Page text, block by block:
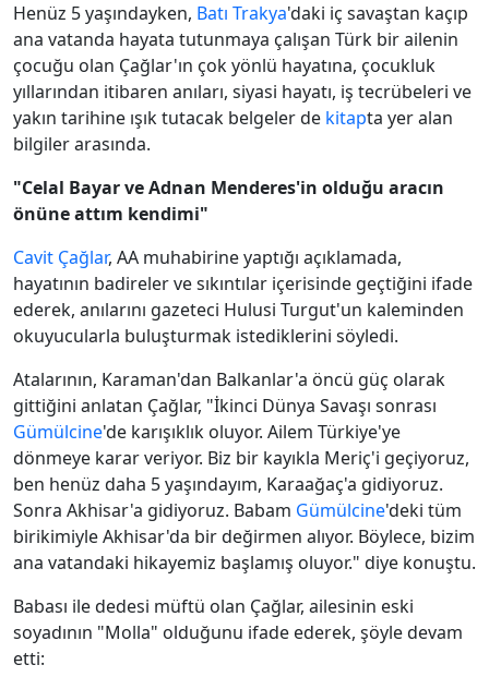
Henüz 5 yaşındayken, Batı Trakya'daki iç savaştan kaçıp
ana vatanda hayata tutunmaya çalışan Türk bir ailenin
çocuğu olan Çağlar'ın çok yönlü hayatına, çocukluk
yıllarından itibaren anıları, siyasi hayatı, iş tecrübeleri ve
yakın tarihine ışık tutacak belgeler de kitapta yer alan
bilgiler arasında.
"Celal Bayar ve Adnan Menderes'in olduğu aracın
önüne attım kendimi"
Cavit Çağlar, AA muhabirine yaptığı açıklamada,
hayatının badireler ve sıkıntılar içerisinde geçtiğini ifade
ederek, anılarını gazeteci Hulusi Turgut'un kaleminden
okuyucularla buluşturmak istediklerini söyledi.
Atalarının, Karaman'dan Balkanlar'a öncü güç olarak
gittiğini anlatan Çağlar, "İkinci Dünya Savaşı sonrası
Gümülcine'de karışıklık oluyor. Ailem Türkiye'ye
dönmeye karar veriyor. Biz bir kayıkla Meriç'i geçiyoruz,
ben henüz daha 5 yaşındayım, Karaağaç'a gidiyoruz.
Sonra Akhisar'a gidiyoruz. Babam Gümülcine'deki tüm
birikimiyle Akhisar'da bir değirmen alıyor. Böylece, bizim
ana vatandaki hikayemiz başlamış oluyor." diye konuştu.
Babası ile dedesi müftü olan Çağlar, ailesinin eski
soyadının "Molla" olduğunu ifade ederek, şöyle devam
etti: